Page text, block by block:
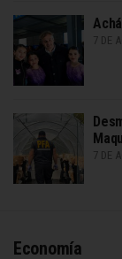
7 DE
7 DE
Economía